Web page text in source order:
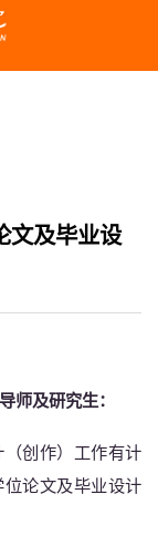
文及毕业设
师及研究生：
创作）工作有计
论文及毕业设计